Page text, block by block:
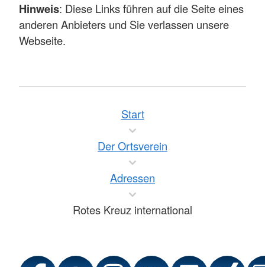
Hinweis: Diese Links führen auf die Seite eines
anderen Anbieters und Sie verlassen unsere
Webseite.
Start
Der Ortsverein
Adressen
Rotes Kreuz international